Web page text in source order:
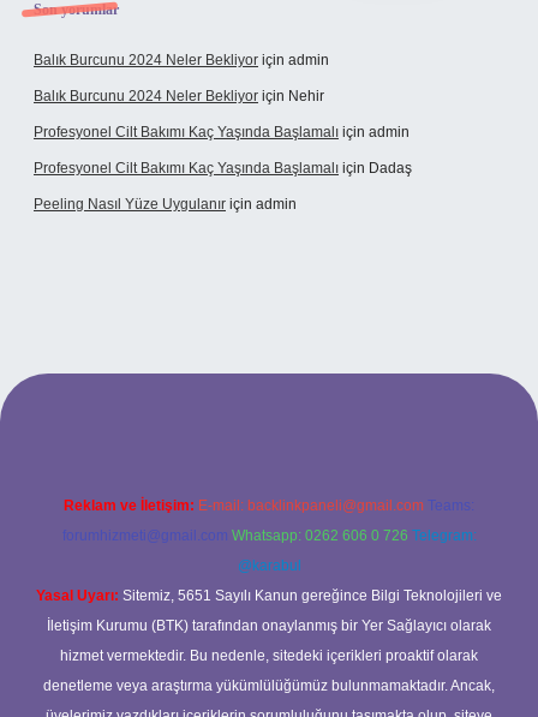
Son yorumlar
Balık Burcunu 2024 Neler Bekliyor için admin
Balık Burcunu 2024 Neler Bekliyor için Nehir
Profesyonel Cilt Bakımı Kaç Yaşında Başlamalı için admin
Profesyonel Cilt Bakımı Kaç Yaşında Başlamalı için Dadaş
Peeling Nasıl Yüze Uygulanır için admin
Reklam ve İletişim: E-mail: backlinkpaneli@gmail.com Teams:
forumhizmeti@gmail.com Whatsapp: 0262 606 0 726 Telegram:
@karabul
Yasal Uyarı: Sitemiz, 5651 Sayılı Kanun gereğince Bilgi Teknolojileri ve
İletişim Kurumu (BTK) tarafından onaylanmış bir Yer Sağlayıcı olarak
hizmet vermektedir. Bu nedenle, sitedeki içerikleri proaktif olarak
denetleme veya araştırma yükümlülüğümüz bulunmamaktadır. Ancak,